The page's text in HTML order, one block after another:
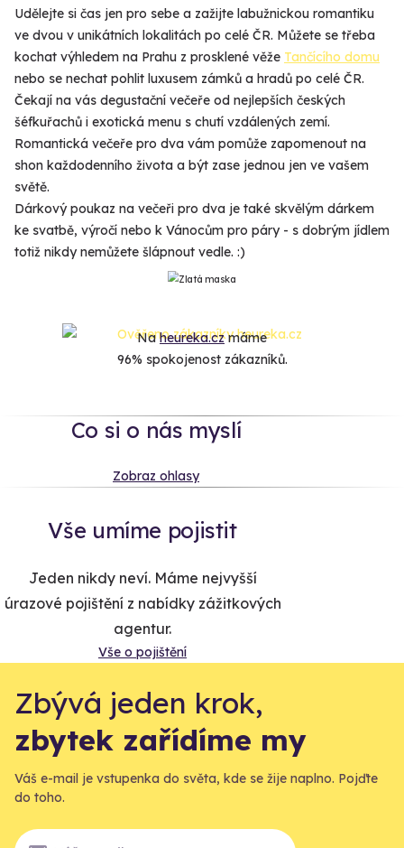
Udělejte si čas jen pro sebe a zažijte labužnickou romantiku
ve dvou v unikátních lokalitách po celé ČR. Můžete se třeba
kochat výhledem na Prahu z prosklené věže Tančícího domu
nebo se nechat pohlit luxusem zámků a hradů po celé ČR.
Čekají na vás degustační večeře od nejlepších českých
šéfkuřachů i exotická menu s chutí vzdálených zemí.
Romantická večeře pro dva vám pomůže zapomenout na
shon každodenního života a být zase jednou jen ve vašem
světě.
Dárkový poukaz na večeři pro dva je také skvělým dárkem
ke svatbě, výročí nebo k Vánocům pro páry - s dobrým jídlem
totiž nikdy nemůžete šlápnout vedle. :)
Naheureka.czmáme
96% spokojenost zákazníků.
Co si o nás myslí
Zobraz ohlasy
Vše umíme pojistit
Jeden nikdy neví. Máme nejvyšší
úrazové pojištění z nabídky zážitkových
agentur.
Vše o pojištění
Zbývá jeden krok,
zbytek zařídíme my
Váš e-mail je vstupenka do světa, kde se žije naplno. Pojďte
do toho.